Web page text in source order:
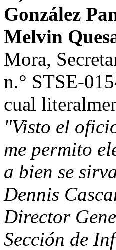
González
Melvin
Mora,
n.° STSE-
cual
"Visto el
me permito
a bien se
Dennis
Director
Sección de